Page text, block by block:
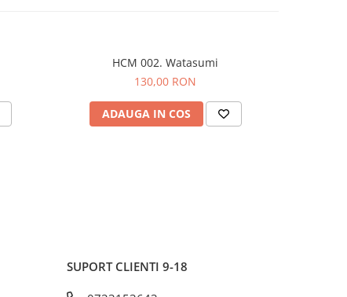
HCM 002. Watasumi
130,00 RON
ADAUGA IN COS
SUPORT CLIENTI 9-18